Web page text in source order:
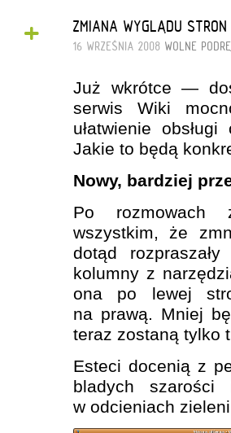
+ ZMIANA WYGLĄDU
16 WRZEŚNIA 2008 WOLNE
Już wkrótce —
serwis Wiki
ułatwienie
Jakie to będą
Nowy, bardziej
Po rozmowach
wszystkim, że
dotąd
kolumny z
ona po lewej
na prawą. Mniej
teraz zostaną tylko
Esteci docenią z
bladych szarości
w odcieniach